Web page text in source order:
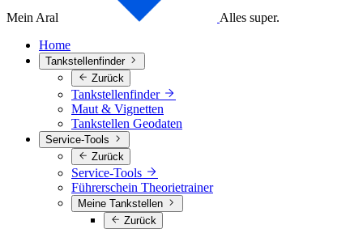
Mein Aral
Alles super.
Home
Tankstellenfinder
Zurück
Tankstellenfinder
Maut & Vignetten
Tankstellen Geodaten
Service-Tools
Zurück
Service-Tools
Führerschein Theorietrainer
Meine Tankstellen
Zurück